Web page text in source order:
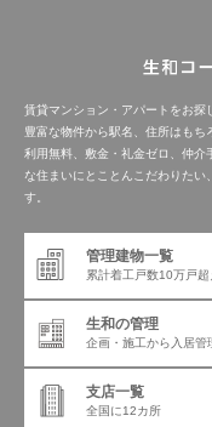
賃貸マンション・アパートをお探
豊富な物件から駅名、住所はもち
利用無料、敷金・礼金ゼロ、仲介
な住まいにとことんこだわりたい
す。
管理建物一覧
累計着工戸数10万戸超
生和の管理
企画・施工から 入居管
支店一覧
全国に12カ所